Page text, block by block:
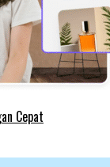
Cepat